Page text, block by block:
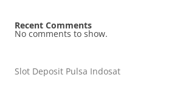
Recent Comments
No comments to show.
Slot Deposit Pulsa Indosat